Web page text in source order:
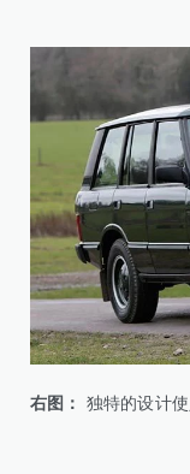
右图： 独特的设计